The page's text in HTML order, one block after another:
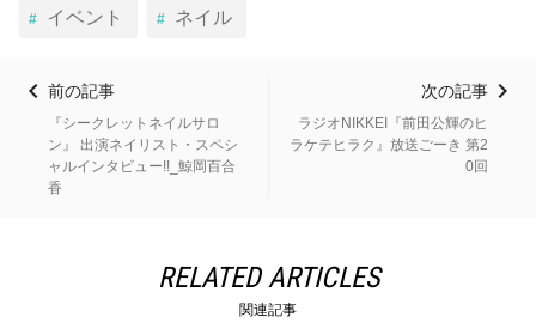
イベント ネイル
前の記事
『シークレットネイルサロ
ン』 出演ネイリスト・スペシ
ャルインタビュー!!_鯨岡百合
香
次の記事
ラジオNIKKEI『前田公輝のヒ
ラケテヒラク』放送ごーき 第2
0回
RELATED ARTICLES
関連記事